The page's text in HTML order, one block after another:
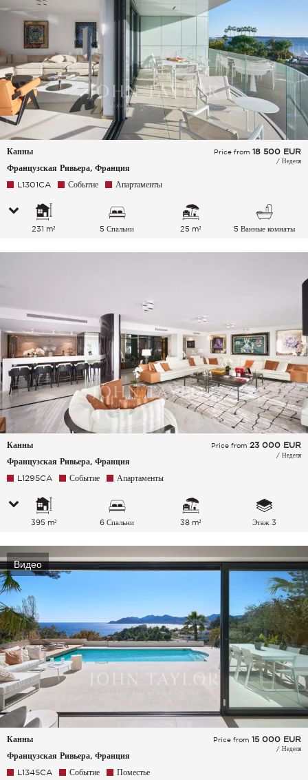
Канны
Французская Ривьера, Франция
Price from 18 500 EUR
/ Неделя
L1301CA Событие Апартаменты
231 m² 5 Спальни 25 m² 5 Ванные комнаты
Канны
Французская Ривьера, Франция
Price from 23 000 EUR
/ Неделя
L1295CA Событие Апартаменты
395 m² 6 Спальни 38 m² Этаж 3
Видео
Канны
Французская Ривьера, Франция
Price from 15 000 EUR
/ Неделя
L1345CA Событие Поместье